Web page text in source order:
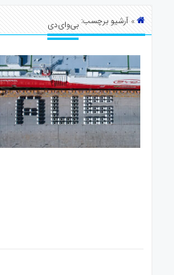
استرالیا
ارتباط
» آرشیو برچسب:بی‌وای‌دی